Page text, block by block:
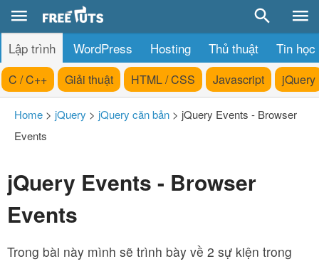
Lập trình WordPress Hosting Thủ thuật Tin học
C / C++ Giải thuật HTML / CSS Javascript jQuery
Home > jQuery > jQuery căn bản > jQuery Events - Browser
Events
jQuery Events - Browser
Events
Trong bài này mình sẽ trình bày về 2 sự kiện trong